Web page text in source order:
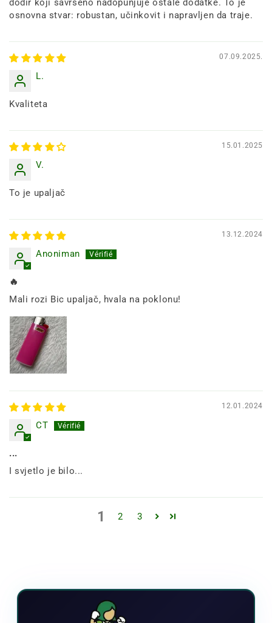
dodir koji savršeno nadopunjuje ostale dodatke. To je
osnovna stvar: robustan, učinkovit i napravljen da traje.
07.09.2025.
L.
Kvaliteta
15.01.2025
V.
To je upaljač
13.12.2024
Anoniman
🔥
Mali rozi Bic upaljač, hvala na poklonu!
12.01.2024
CT
...
I svjetlo je bilo...
1 2 3